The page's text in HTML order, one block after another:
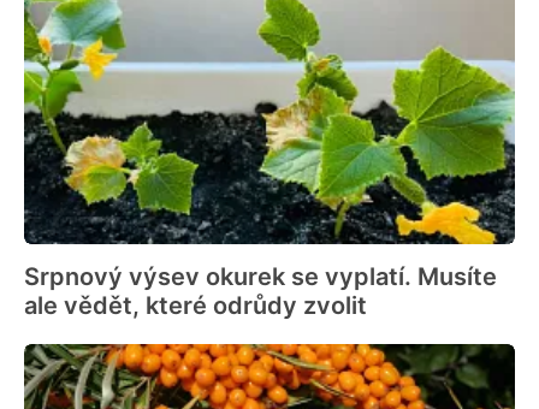
Srpnový výsev okurek se vyplatí. Musíte
ale vědět, které odrůdy zvolit